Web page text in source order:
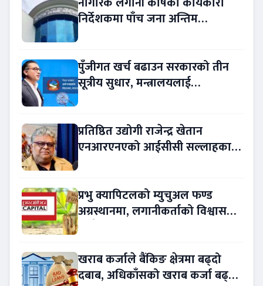
निर्देशकमा पाँच जना अन्तिम
पुँजीगत खर्च बढाउन सरकारको तीन
सूत्रीय सुधार, मन्त्रालयलाई
प्रतिष्ठित उद्योगी राजेन्द्र खेतान
एनआरएनएको आईसीसी सल्लाहकार
प्रभु क्यापिटलको म्युचुअल फण्ड
अग्रस्थानमा, लगानीकर्ताको विश्वास
खराब कर्जाले बैंकिङ क्षेत्रमा बढ्दो
दबाब, अधिकाँसको खराब कर्जा बढ्दो